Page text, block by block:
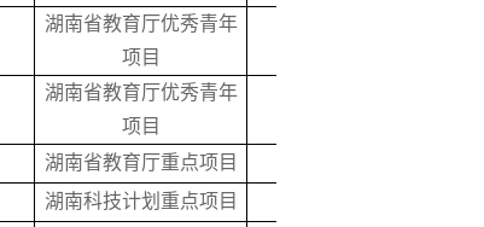
湖南省教育厅优秀青年
项目
湖南省教育厅优秀青年
项目
湖南省教育厅重点项目
湖南科技计划重点项目